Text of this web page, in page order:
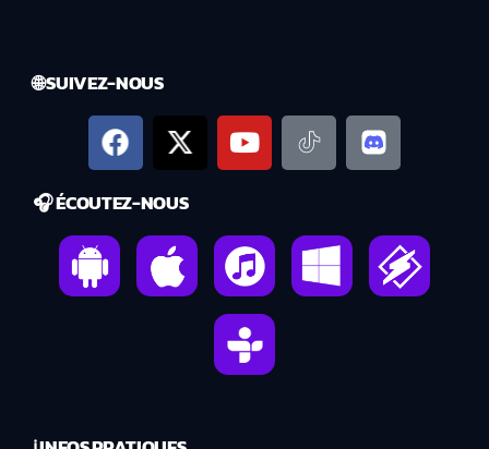
🌐 SUIVEZ-NOUS
🎧 ÉCOUTEZ-NOUS